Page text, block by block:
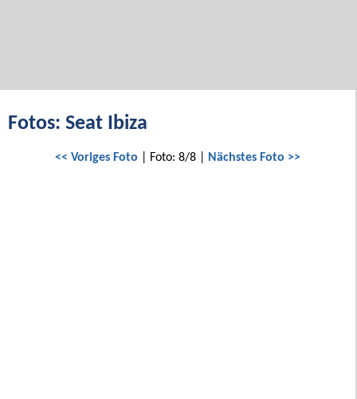
Fotos: Seat Ibiza
<< Voriges Foto | Foto: 8/8 | Nächstes Foto >>